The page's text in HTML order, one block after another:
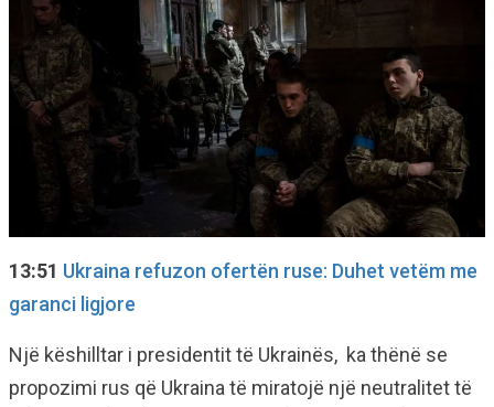
13:51 Ukraina refuzon ofertën ruse: Duhet vetëm me
garanci ligjore
Një këshilltar i presidentit të Ukrainës, ka thënë se
propozimi rus që Ukraina të miratojë një neutralitet të